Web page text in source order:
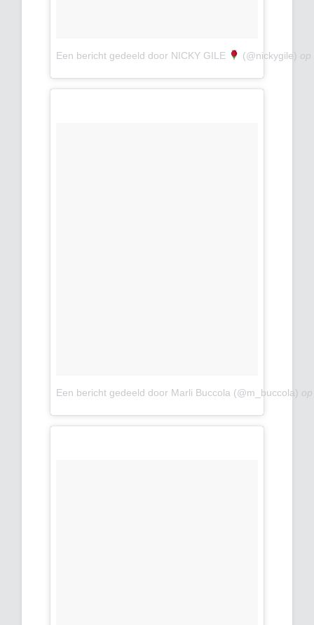
Een bericht gedeeld door NICKY GILE (@nickygile) op
Een bericht gedeeld door Marli Buccola (@m_buccola)